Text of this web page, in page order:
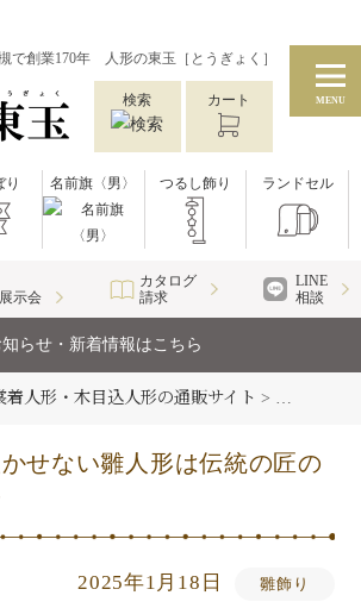
で創業170年 人形の東玉［とうぎょく］
検索 カート MENU
り 名前旗〈男〉 つるし飾り ランドセル
展示会
カタログ
請求
LINE
相談
知らせ・新着情報はこちら
着人形・木目込人形の通販サイト > 雛人形コ
せない雛人形は伝統の匠の
2025年1月18日 雛飾り